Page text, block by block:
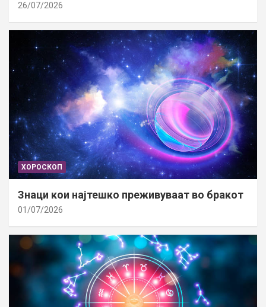
26/07/2026
ХОРОСКОП
Знаци кои најтешко преживуваат во бракот
01/07/2026